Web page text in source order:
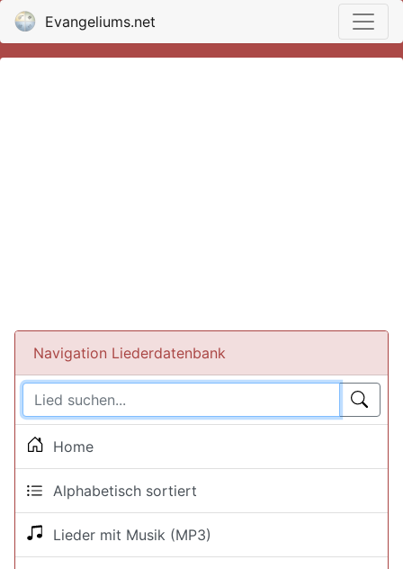
Evangeliums.net
Navigation Liederdatenbank
Home
Alphabetisch sortiert
Lieder mit Musik (MP3)